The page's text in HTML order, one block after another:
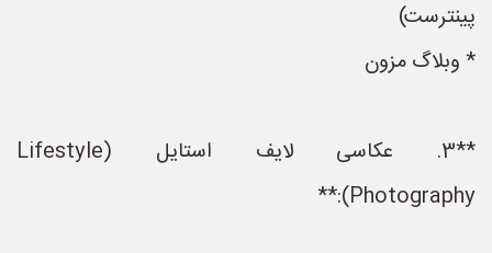
پینترست)
* وبلاگ مزون
**3. عکاسی لایف استایل (Lifestyle
Photography):**